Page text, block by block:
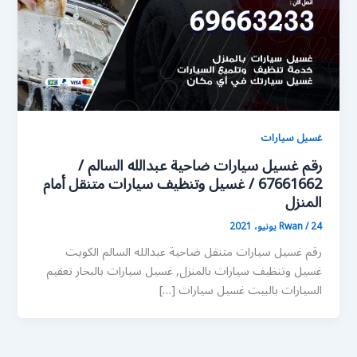
غسيل سيارات
رقم غسيل سيارات ضاحية عبدالله السالم /
67661662 / غسيل وتنظيف سيارات متنقل أمام
المنزل
Rwan/24 يونيو، 2021
رقم غسيل سيارات متنقل ضاحية عبدالله السالم الكويت
غسيل وتنظيف سيارات بالمنزل, غسيل سيارات بالبخار تعقيم
السيارات بالبيت غسيل سيارات […]